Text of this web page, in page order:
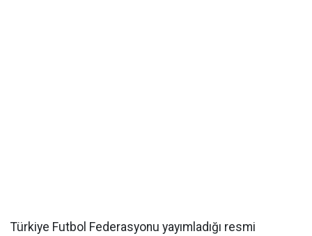
Türkiye Futbol Federasyonu yayımladığı resmi